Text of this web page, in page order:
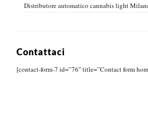
Distributore automatico cannabis light
Contattaci
[contact-form-7 id=”76″ title=”Contact form